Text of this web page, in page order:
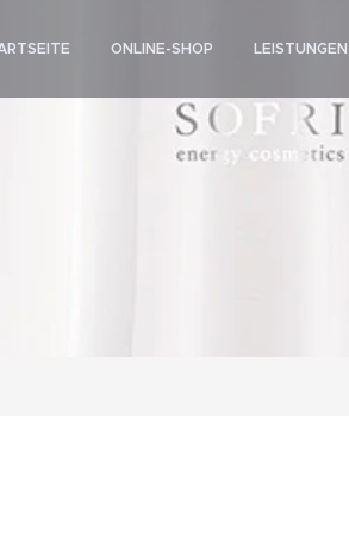
ONLINE-SHOP LEISTUNGEN